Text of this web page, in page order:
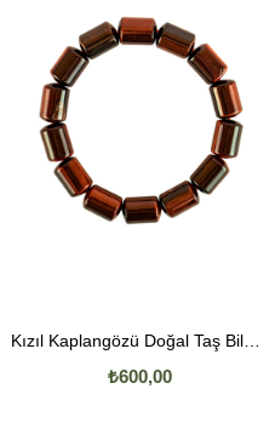
Kızıl Kaplangözü Doğal Taş Bileklik (10mm Boru Kesim)
₺600,00